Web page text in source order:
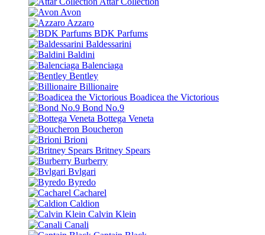
Avon
Azzaro
BDK Parfums
Baldessarini
Baldini
Balenciaga
Bentley
Billionaire
Boadicea the Victorious
Bond No.9
Bottega Veneta
Boucheron
Brioni
Britney Spears
Burberry
Bvlgari
Byredo
Cacharel
Caldion
Calvin Klein
Canali